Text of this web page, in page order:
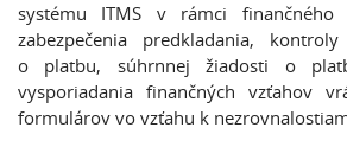
systému ITMS v rámci
zabezpečenia predkladania,
o platbu, súhrnnej žiadosti o
vysporiadania finančných vzťahov
formulárov vo vzťahu k